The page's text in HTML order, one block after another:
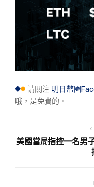
請關注 明日幣圈
哦，是免費的。
美國當局指控一名男